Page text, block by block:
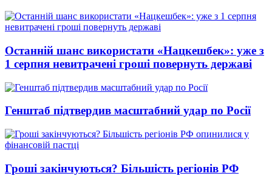
Останній шанс використати «Нацкешбек»: уже з
1 серпня невитрачені гроші повернуть державі
Генштаб підтвердив масштабний удар по Росії
Гроші закінчуються? Більшість регіонів РФ